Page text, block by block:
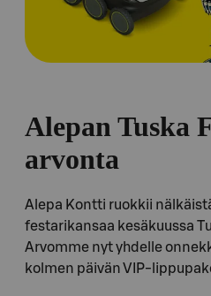
Alepan Tuska
arvonta
Alepa Kontti ruokkii
festarikansaa kesäkuussa
Arvomme nyt yhdelle
kolmen päivän VIP-